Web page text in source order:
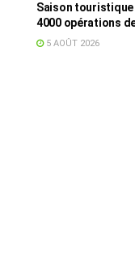
Saison touristique
4000 opérations
6,75 millions de
5 AOÛT 2026